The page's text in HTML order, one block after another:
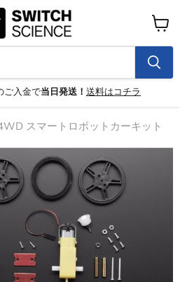
ご入金で当日発送！ 送料はコチラ
カ
ー
ト
を
見
スマートロボットカーキット